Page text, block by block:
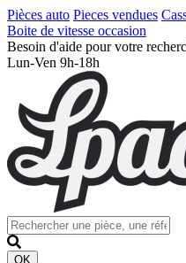
Pièces auto Pieces vendues
Boite de vitesse occasion
Besoin d'aide pour votre
Lun-Ven 9h-18h
OK